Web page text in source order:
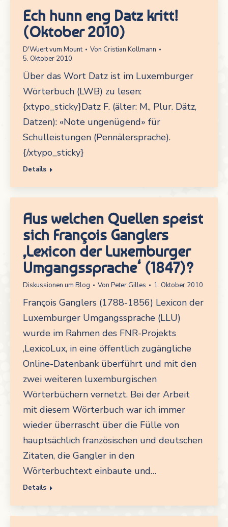
Ech hunn eng Datz kritt!
(Oktober 2010)
D'Wuert vum Mount Von Cristian Kollmann
5. Oktober 2010
Über das Wort Datz ist im Luxemburger
Wörterbuch (LWB) zu lesen:
{xtypo_sticky}Datz F. (älter: M., Plur. Dätz,
Datzen): «Note ungenügend» für
Schulleistungen (Pennälersprache).
{/xtypo_sticky}
Details
Aus welchen Quellen speist
sich François Ganglers
‚Lexicon der Luxemburger
Umgangssprache‘ (1847)?
Diskussionen um Blog Von Peter Gilles 1. Oktober 2010
François Ganglers (1788-1856) Lexicon der
Luxemburger Umgangssprache (LLU)
wurde im Rahmen des FNR-Projekts
‚LexicoLux‚ in eine öffentlich zugängliche
Online-Datenbank überführt und mit den
zwei weiteren luxemburgischen
Wörterbüchern vernetzt. Bei der Arbeit
mit diesem Wörterbuch war ich immer
wieder überrascht über die Fülle von
hauptsächlich französischen und deutschen
Zitaten, die Gangler in den
Wörterbuchtext einbaute und…
Details